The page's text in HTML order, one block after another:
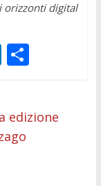
orizzonti digital
Li
e
dI
C
di
edizione